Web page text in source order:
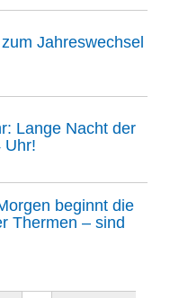
Jahreswechsel
Lange Nacht der
Uhr!
beginnt die
Thermen – sind